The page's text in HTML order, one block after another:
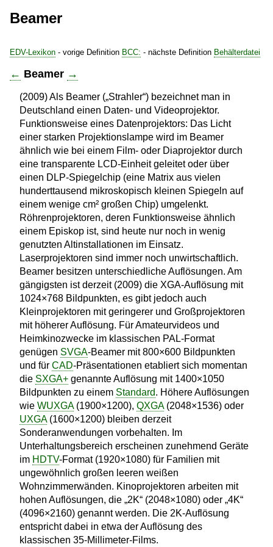
Beamer
EDV-Lexikon - vorige Definition BCC: - nächste Definition Behälterdatei
← Beamer →
(2009) Als Beamer („Strahler“) bezeichnet man in
Deutschland einen Daten- und Videoprojektor.
Funktionsweise eines Datenprojektors: Das Licht
einer starken Projektionslampe wird im Beamer
ähnlich wie bei einem Film- oder Diaprojektor durch
eine transparente LCD-Einheit geleitet oder über
einen DLP-Spiegelchip (eine Matrix aus vielen
hunderttausend mikroskopisch kleinen Spiegeln auf
einem wenige cm² großen Chip) umgelenkt.
Röhrenprojektoren, deren Funktionsweise ähnlich
einem Episkop ist, sind heute nur noch in wenig
genutzten Altinstallationen im Einsatz.
Laserprojektoren sind immer noch unwirtschaftlich.
Beamer besitzen unterschiedliche Auflösungen. Am
gängigsten ist derzeit (2009) die XGA-Auflösung mit
1024×768 Bildpunkten, es gibt jedoch auch
Kleinprojektoren mit geringerer und Großprojektoren
mit höherer Auflösung. Für Amateurvideos und
Heimkinozwecke im klassischen PAL-Format
genügen SVGA-Beamer mit 800×600 Bildpunkten
und für CAD-Präsentationen etabliert sich momentan
die SXGA+ genannte Auflösung mit 1400×1050
Bildpunkten zu einem Standard. Höhere Auflösungen
wie WUXGA(1900×1200), QXGA(2048×1536) oder
UXGA(1600×1200) bleiben derzeit
Sonderanwendungen vorbehalten. Im
Unterhaltungsbereich erscheinen zunehmend Geräte
im HDTV-Format (1920×1080) für Familien mit
ungewöhnlich großen leeren weißen
Wohnzimmerwänden. Kinoprojektoren arbeiten mit
hohen Auflösungen, die „2K“ (2048×1080) oder „4K“
(4096×2160) genannt werden. Die 2K-Auflösung
entspricht dabei in etwa der Auflösung des
klassischen 35-Millimeter-Films.